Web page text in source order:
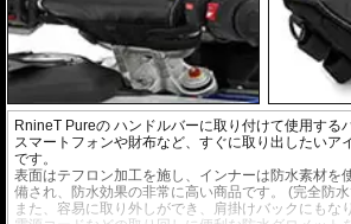
RnineT Pureの ハンドルバーに取り付けて使用する
スマートフォンや財布など、すぐに取り出したいア
です。
表面はテフロン加工を施し、インナーは防水素材を
備され、防水効果の非常に高い商品です。 (完全防
また、容易に取り外しができ、肩掛けバックにもな